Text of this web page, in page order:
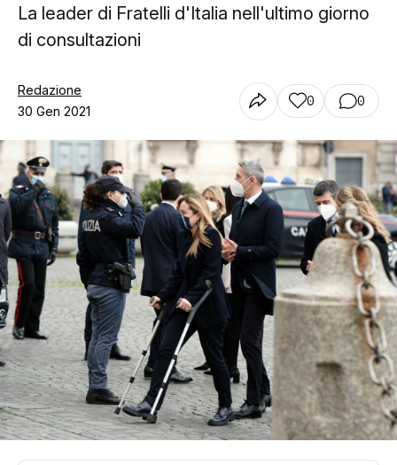
La leader di Fratelli d'Italia nell'ultimo giorno
di consultazioni
Redazione
30 Gen 2021
0 0